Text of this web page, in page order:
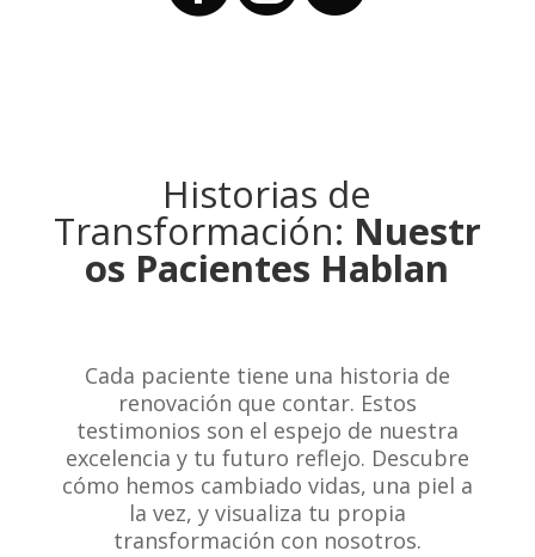
Historias de
Transformación: Nuestr
os Pacientes Hablan
Cada paciente tiene una historia de
renovación que contar. Estos
testimonios son el espejo de nuestra
excelencia y tu futuro reflejo. Descubre
cómo hemos cambiado vidas, una piel a
la vez, y visualiza tu propia
transformación con nosotros.